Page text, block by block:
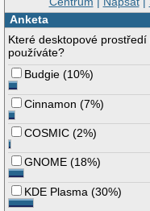
Anketa
Které desktopové prostředí
používáte?
Budgie (10%)
Cinnamon (7%)
COSMIC (2%)
GNOME (18%)
KDE Plasma (30%)